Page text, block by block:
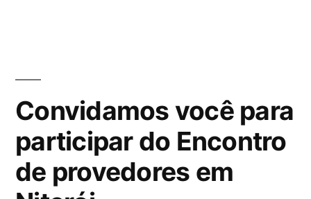
Convidamos você para
participar do Encontro
de provedores em